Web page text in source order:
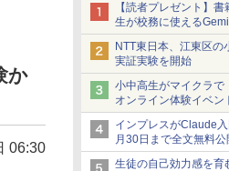
【読者プレゼント】
生が校務に使える
様にプレゼント ――
日（水）まで
NTT東日本、江東区の
実証実験を開始
小中高生がマイクラで
オンライン体験イベン
インプレスがClaude
月30日まで全文無料公
生徒の自己効力感を育
か
06:30